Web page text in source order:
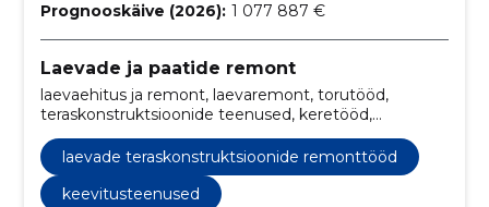
Prognooskäive (2026): 1 077 887 €
Laevade ja paatide remont
laevaehitus ja remont, laevaremont, torutööd,
teraskonstruktsioonide teenused, keretööd,
laevaehituse ja remonditeenused, meretööstuse
torustiku spetsialistid, laevaremondi teenused Eestis,
metallitööd meretööstusele, laevakerede
remonttööd
laevade teraskonstruktsioonide remonttööd
keevitusteenused